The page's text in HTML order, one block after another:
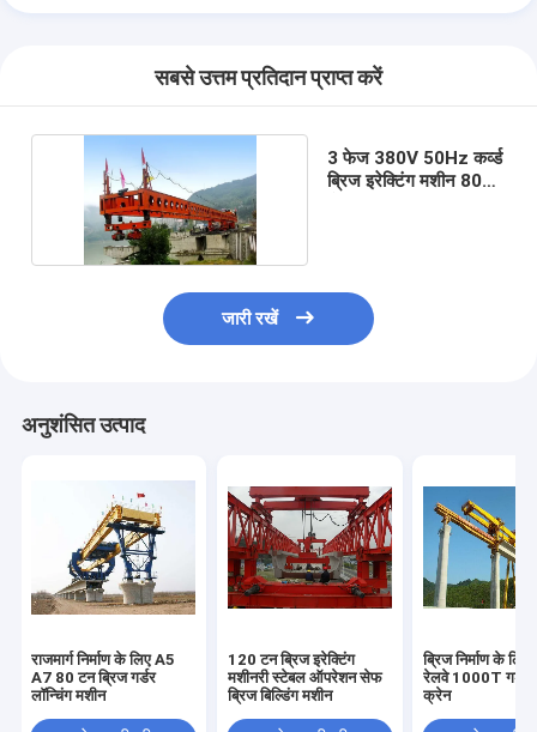
सबसे उत्तम प्रतिदान प्राप्त करें
3 फेज 380V 50Hz कर्व्ड
ब्रिज इरेक्टिंग मशीन 80T
जारी रखें
अनुशंसित उत्पाद
राजमार्ग निर्माण के लिए A5
A7 80 टन ब्रिज गर्डर
लॉन्चिंग मशीन
120 टन ब्रिज इरेक्टिंग
मशीनरी स्टेबल ऑपरेशन सेफ
ब्रिज बिल्डिंग मशीन
ब्रिज निर्माण के लिए
रेलवे 1000T गर्डर
क्रेन